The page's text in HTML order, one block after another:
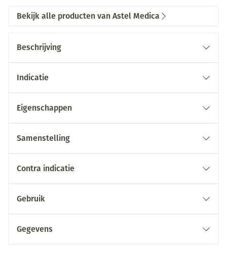
Bekijk alle producten van Astel Medica
Beschrijving
Indicatie
Eigenschappen
Samenstelling
Contra indicatie
Gebruik
Gegevens